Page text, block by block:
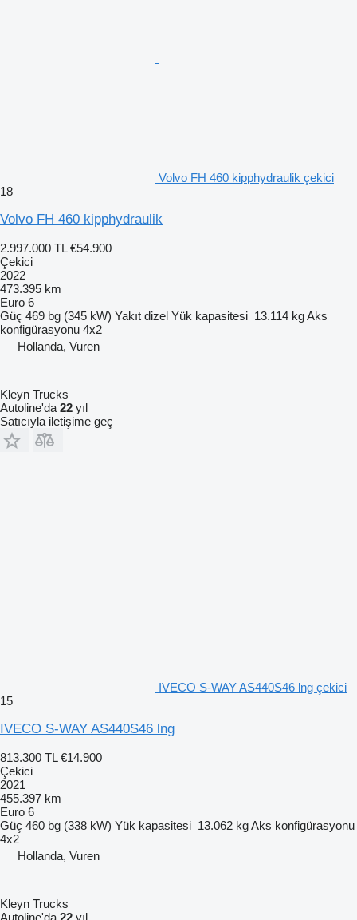
Volvo FH 460 kipphydraulik çekici
18
Volvo FH 460 kipphydraulik
2.997.000 TL €54.900
Çekici
2022
473.395 km
Euro 6
Güç 469 bg (345 kW) Yakıt dizel Yük kapasitesi 13.114 kgAks
konfigürasyonu 4x2
Hollanda, Vuren
Kleyn Trucks
Autoline'da 22 yıl
Satıcıyla iletişime geç
IVECO S-WAY AS440S46 lng çekici
15
IVECO S-WAY AS440S46 lng
813.300 TL €14.900
Çekici
2021
455.397 km
Euro 6
Güç 460 bg (338 kW) Yük kapasitesi 13.062 kgAks konfigürasyonu
4x2
Hollanda, Vuren
Kleyn Trucks
Autoline'da 22 yıl